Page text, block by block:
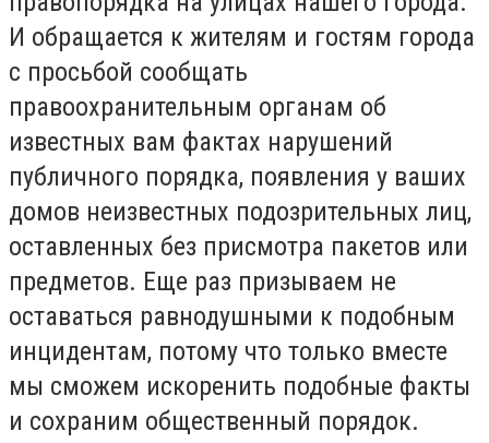
И обращается к жителям и гостям города
с просьбой сообщать
правоохранительным органам об
известных вам фактах нарушений
публичного порядка, появления у ваших
домов неизвестных подозрительных лиц,
оставленных без присмотра пакетов или
предметов. Еще раз призываем не
оставаться равнодушными к подобным
инцидентам, потому что только вместе
мы сможем искоренить подобные факты
и сохраним общественный порядок.